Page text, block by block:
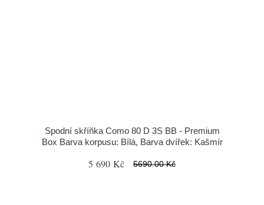
Spodní skříňka Como 80 D 3S BB - Premium
Box Barva korpusu: Bílá, Barva dvířek: Kašmír
5 690 Kč 5690.00 Kč